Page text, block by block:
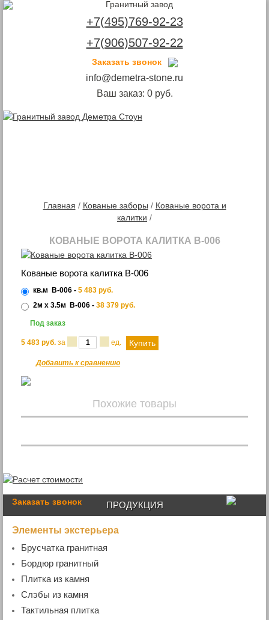
+7(495)769-92-23
+7(906)507-92-22
Заказать звонок
info@demetra-stone.ru
Ваш заказ: 0 руб.
Главная / Кованые заборы / Кованые ворота и
калитки /
КОВАНЫЕ ВОРОТА КАЛИТКА В-006
Кованые ворота калитка В-006
кв.м В-006 - 5 483 руб.
2м x 3.5м
В-006 - 38 379 руб.
Под заказ
5 483 руб. за ед.
Добавить к сравнению
Похожие товары
Заказать звонок ПРОДУКЦИЯ
Элементы экстерьера
Брусчатка гранитная
- Пиленая брусчатка
- Пилено-колотая брусчатка
Бордюр гранитный
- Бордюр дорожный
- Бордюр радиусный
- Бордюр гранитный ГП4 (100х200хL)
Плитка из камня
- Гранитная плитка
Слэбы из камня
- Мраморные слэбы
Тактильная плитка